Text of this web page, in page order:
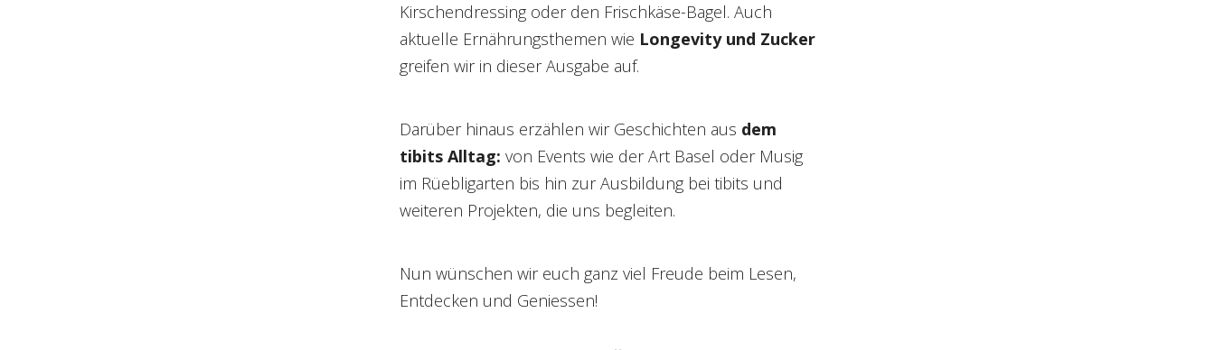
Kirschendressing oder den Frischkäse-Bagel. Auch
aktuelle Ernährungsthemen wie Longevity und Zucker
greifen wir in dieser Ausgabe auf.
Darüber hinaus erzählen wir Geschichten aus dem
tibits Alltag: von Events wie der Art Basel oder Musig
im Rüebligarten bis hin zur Ausbildung bei tibits und
weiteren Projekten, die uns begleiten.
Nun wünschen wir euch ganz viel Freude beim Lesen,
Entdecken und Geniessen!